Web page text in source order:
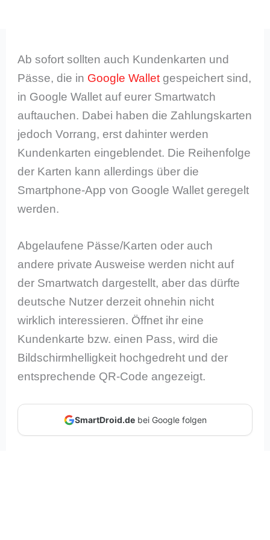
Ab sofort sollten auch Kundenkarten und
Pässe, die in Google Wallet gespeichert sind,
in Google Wallet auf eurer Smartwatch
auftauchen. Dabei haben die Zahlungskarten
jedoch Vorrang, erst dahinter werden
Kundenkarten eingeblendet. Die Reihenfolge
der Karten kann allerdings über die
Smartphone-App von Google Wallet geregelt
werden.
Abgelaufene Pässe/Karten oder auch
andere private Ausweise werden nicht auf
der Smartwatch dargestellt, aber das dürfte
deutsche Nutzer derzeit ohnehin nicht
wirklich interessieren. Öffnet ihr eine
Kundenkarte bzw. einen Pass, wird die
Bildschirmhelligkeit hochgedreht und der
entsprechende QR-Code angezeigt.
SmartDroid.debei Google folgen